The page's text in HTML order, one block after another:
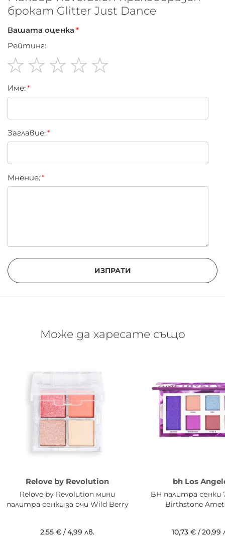
брокат Glitter Just Dance
Вашата оценка
Рейтинг:
star
stars
stars
stars
stars
Име:
Заглавиe:
Мнение:
ИЗПРАТИ
Може да харесате също
Relove by Revolution
Relove by Revolution мини
палитра сенки за очи Wild Berry
2,55 € /4,99 лв.
bh Los
BH палитра сенки
Birthstone
10,73 € /20,99